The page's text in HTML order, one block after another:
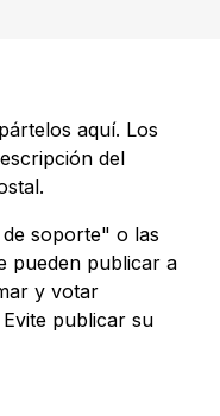
aquí. Los
del
soporte" o las
pueden publicar a
y votar
publicar su